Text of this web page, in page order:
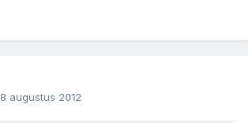
8 augustus 2012